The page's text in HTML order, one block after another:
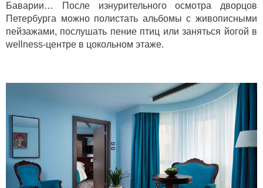
Баварии… После изнурительного осмотра дворцов
Петербурга можно полистать альбомы с живописными
пейзажами, послушать пение птиц или заняться йогой в
wellness-центре в цокольном этаже.